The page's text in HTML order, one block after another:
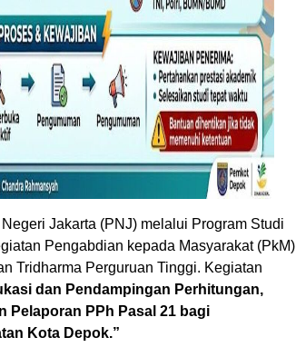
Jakarta (PNJ) melalui Program Studi
Pengabdian kepada Masyarakat (PkM)
Tridharma Perguruan Tinggi. Kegiatan
dan Pendampingan Perhitungan,
Pelaporan PPh Pasal 21 bagi
Kota Depok.”